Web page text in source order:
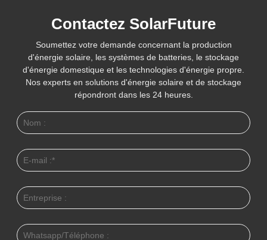
Contactez SolarFuture
Soumettez votre demande concernant la production
d'énergie solaire, les systèmes de batteries, le stockage
d'énergie domestique et les technologies d'énergie propre.
Nos experts en solutions d'énergie solaire et de stockage
répondront dans les 24 heures.